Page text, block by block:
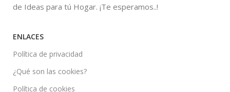
de Ideas para tú Hogar. ¡Te esperamos..!
ENLACES
Política de privacidad
¿Qué son las cookies?
Política de cookies